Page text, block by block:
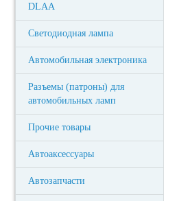
DLAA
Светодиодная лампа
Автомобильная электроника
Разъемы (патроны) для
автомобильных ламп
Прочие товары
Автоаксессуары
Автозапчасти